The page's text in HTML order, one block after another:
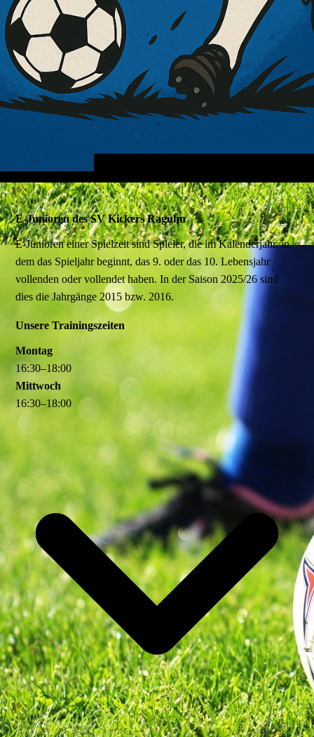
E-Junioren des SV Kickers Raguhn
E-Junioren einer Spielzeit sind Spieler, die im Kalenderjahr, in
dem das Spieljahr beginnt, das 9. oder das 10. Lebensjahr
vollenden oder vollendet haben. In der Saison 2025/26 sind
dies die Jahrgänge 2015 bzw. 2016.
Unsere Trainingszeiten
Montag
16:30–18:00
Mittwoch
16:30–18:00